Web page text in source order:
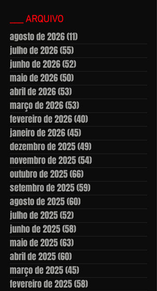
___ ARQUIVO
agosto de 2026(11)
julho de 2026(55)
junho de 2026(52)
maio de 2026(50)
abril de 2026(53)
março de 2026(53)
fevereiro de 2026(40)
janeiro de 2026(45)
dezembro de 2025(49)
novembro de 2025(54)
outubro de 2025(66)
setembro de 2025(59)
agosto de 2025(60)
julho de 2025(52)
junho de 2025(58)
maio de 2025(63)
abril de 2025(60)
março de 2025(45)
fevereiro de 2025(58)